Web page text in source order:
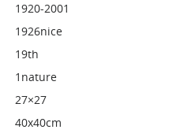
1920-2001
1926nice
19th
1nature
27×27
40x40cm